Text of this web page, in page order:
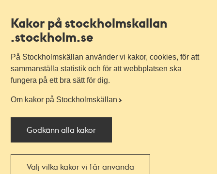
Kakor på stockholmskallan
.stockholm.se
På Stockholmskällan använder vi kakor, cookies, för att
sammanställa statistik och för att webbplatsen ska
fungera på ett bra sätt för dig.
Om kakor på Stockholmskällan
Godkänn alla kakor
Välj vilka kakor vi får använda